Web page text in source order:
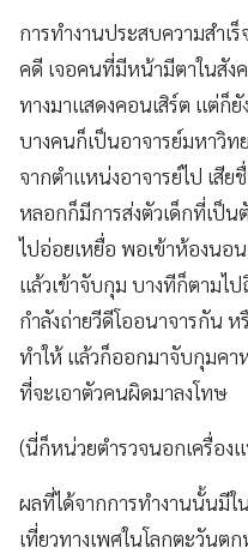
การทำงานประสบความสำเ
คดี เจอคนที่มีหน้ามีตาในสัง
ทางมาแสดงคอนเสิร์ต แต่ก็
บางคนก็เป็นอาจารย์มหาวิท
จากตำแหน่งอาจารย์ไป เสีย
หลอกก็มีการส่งตัวเด็กที่เป็
ไปอ่อยเหยื่อ พอเข้าห้องนอน
แล้วเข้าจับกุม บางทีก็ตามไ
กำลังถ่ายวีดีโออนาจารกัน
ทำให้ แล้วก็ออกมาจับกุมคา
ที่จะเอาตัวคนผิดมาลงโทษ
(นี่ก็หน่วยตำรวจนอกเครื่อง
ผลที่ได้จากการทำงานนั้นมีใ
เที่ยวทางเพศในโลกตะวันต